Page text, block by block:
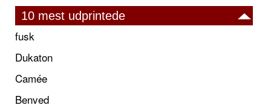
10 mest udprintede
fusk
Dukaton
Camée
Benved